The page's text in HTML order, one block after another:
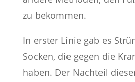
zu bekommen.
In erster Linie gab es
Socken, die gegen die
haben. Der Nachteil